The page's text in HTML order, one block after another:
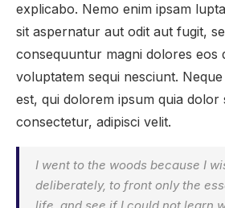
explicabo. Nemo enim ipsam
sit aspernatur aut odit aut fugit,
consequuntur magni dolores eos
voluptatem sequi nesciunt.
est, qui dolorem ipsum quia dolor
consectetur, adipisci velit.
I went to the woods because I
deliberately, to front only the